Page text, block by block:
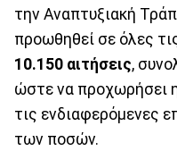
την Αναπτυξιακή
προωθηθεί σε όλες
10.150 αιτήσεις,
ώστε να προχωρήσει
τις ενδιαφερόμενες
των ποσών.